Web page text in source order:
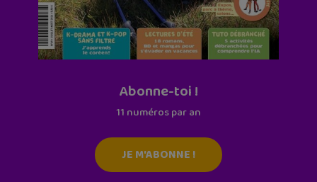
Abonne-toi !
11 numéros par an
JE M'ABONNE !